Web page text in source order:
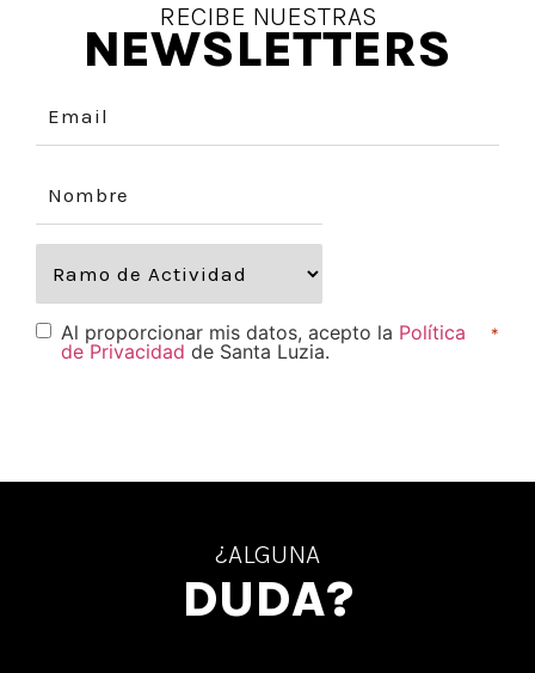
RECIBE NUESTRAS
NEWSLETTERS
Al proporcionar mis datos, acepto la Política
de Privacidad de Santa Luzia.
*
¿ALGUNA
DUDA?